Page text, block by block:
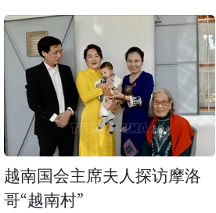
越南国会主席夫人探访摩洛
哥“越南村”